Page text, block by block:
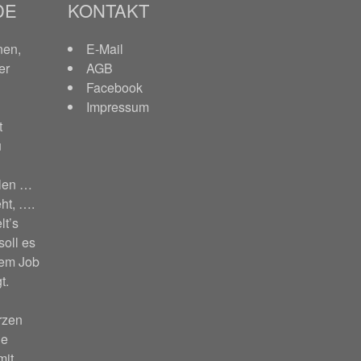
…
….
es
Job
KONTAKT
E-Mail
AGB
Facebook
Impressum